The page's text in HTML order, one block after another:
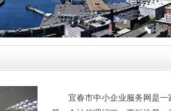
宜春市中小企业服务网是